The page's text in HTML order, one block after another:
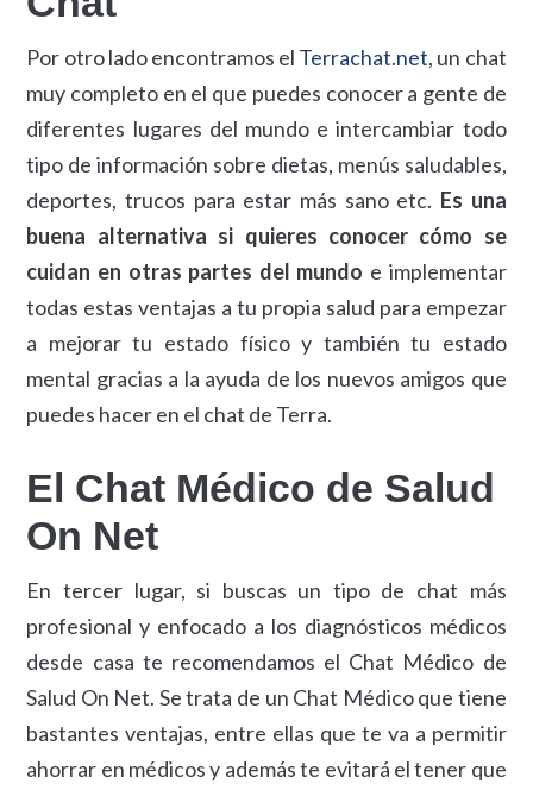
Por otro lado encontramos el Terrachat.net, un chat
muy completo en el que puedes conocer a gente de
diferentes lugares del mundo e intercambiar todo
tipo de información sobre dietas, menús saludables,
deportes, trucos para estar más sano etc. Es una
buena alternativa si quieres conocer cómo se
cuidan en otras partes del mundo e implementar
todas estas ventajas a tu propia salud para empezar
a mejorar tu estado físico y también tu estado
mental gracias a la ayuda de los nuevos amigos que
puedes hacer en el chat de Terra.
El Chat Médico de Salud
On Net
En tercer lugar, si buscas un tipo de chat más
profesional y enfocado a los diagnósticos médicos
desde casa te recomendamos el Chat Médico de
Salud On Net. Se trata de un Chat Médico que tiene
bastantes ventajas, entre ellas que te va a permitir
ahorrar en médicos y además te evitará el tener que